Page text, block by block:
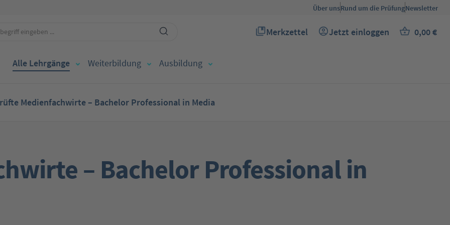
Über unsRund um die PrüfungNewsletter
Merkzettel
Du hast 0 Produkte auf dem Merkzettel
Jetzt einloggen 0,00 €
Alle Lehrgänge Weiterbildung Ausbildung
Medienfachwirte – Bachelor Professional in Media
– Bachelor Professional in